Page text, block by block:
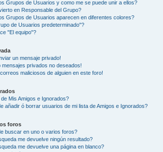
Grupos de Usuarios y como me se puede unir a ellos?
en Responsable del Grupo?
Grupos de Usuarios aparecen en diferentes colores?
de Usuarios predeterminado"?
"El equipo"?
un mensaje privado!
mensajes privados no deseados!
maliciosos de alguien en este foro!
Mis Amigos e Ignorados?
añadir ó borrar usuarios de mi lista de Amigos e Ignorados?
foros
buscar en uno o varios foros?
me devuelve ningún resultado?
me devuelve una página en blanco?